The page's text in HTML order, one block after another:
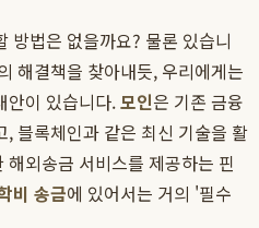
방법은 없을까요? 물론 있습니
해결책을 찾아내듯, 우리에게는
안이 있습니다.모인은 기존 금융
블록체인과 같은 최신 기술을 활
외송금 서비스를 제공하는 핀
비 송금에 있어서는 거의 '필수